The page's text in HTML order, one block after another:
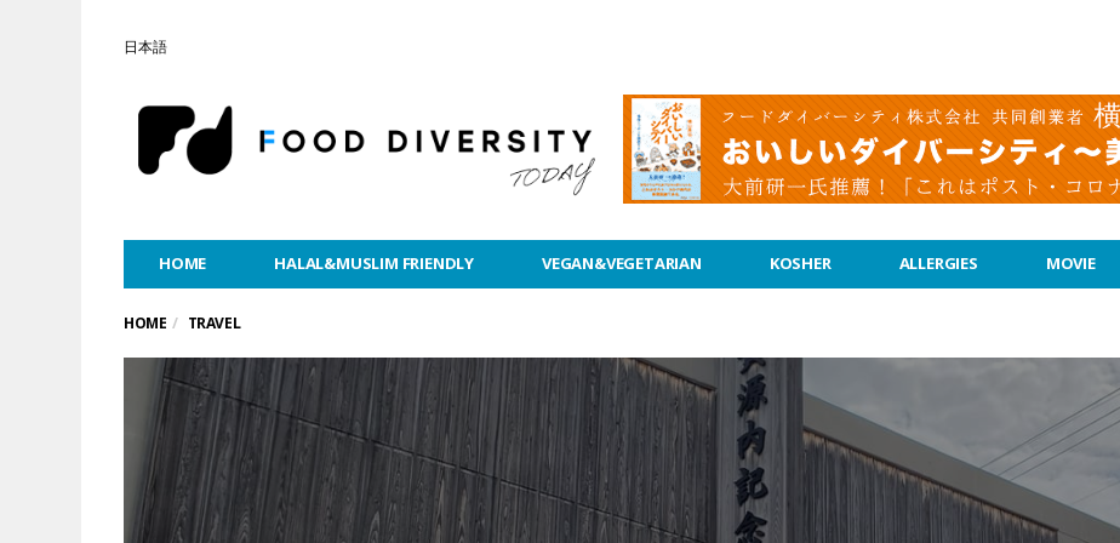
日本語
HOME HALAL&MUSLIM FRIENDLY VEGAN&VEGETARIAN KOSHER ALLERGIES MOVIE
HOME TRAVEL